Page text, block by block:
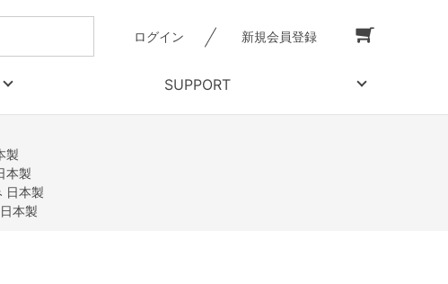
ログイン 新規会員登録
SUPPORT
製
本製
日本製
本製